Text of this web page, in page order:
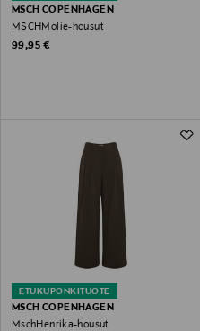
MSCH COPENHAGEN
MSCHMolie-housut
Original Price
99,95 €
ETUKUPONKITUOTE
MSCH COPENHAGEN
MschHenrika-housut